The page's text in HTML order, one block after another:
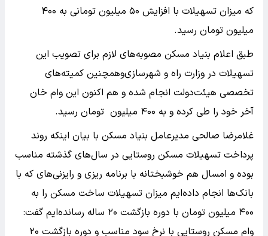
که میزان تسهیلات با افزایش ۵۰ میلیون تومانی به ۴۰۰
میلیون تومان رسید.
طبق اعلام بنیاد مسکن مصوبه‌های لازم برای تصویب این
تسهیلات در وزارت راه و شهرسازی‌وهمچنین کمیته‌های
تخصصی هیئت‌دولت انجام شده و هم اکنون این وام خان
آخر خود را طی کرده و به ۴۰۰ میلیون تومان رسید.
غلامرضا صالحی مدیرعامل بنیاد مسکن با بیان اینکه روند
پرداخت تسهیلات مسکن روستایی در سال‌های گذشته مناسب
بوده و امسال هم خوشبختانه با برنامه ریزی و رایزنی‌های که با
بانک‌ها انجام داده‌ایم میزان تسهیلات ساخت مسکن را به
۴۰۰ میلیون تومان با دوره بازگشت ۲۰ ساله رسانده‌ایم گفت:
وام مسکن روستایی با نرخ سود مناسب و دوره بازگشت ۲۰